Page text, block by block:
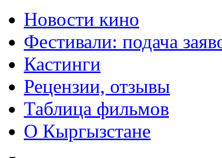
Новости кино
Фестивали: подача
Кастинги
Рецензии, отзывы
Таблица фильмов
О Кыргызстане